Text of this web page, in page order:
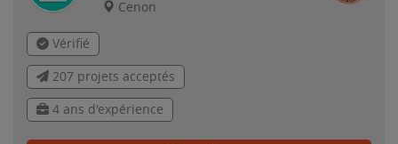
Cenon
Vérifié
207 projets acceptés
4 ans d'expérience